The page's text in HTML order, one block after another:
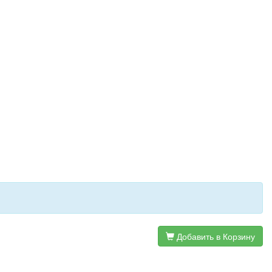
Добавить в Корзину